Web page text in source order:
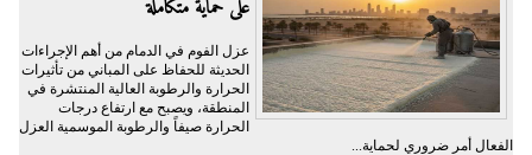
على حماية متكاملة
عزل الفوم في الدمام من أهم الإجراءات
الحديثة للحفاظ على المباني من تأثيرات
الحرارة والرطوبة العالية المنتشرة في
المنطقة، ويصبح مع ارتفاع درجات
الحرارة صيفاً والرطوبة الموسمية العزل
الفعال أمر ضروري لحماية...